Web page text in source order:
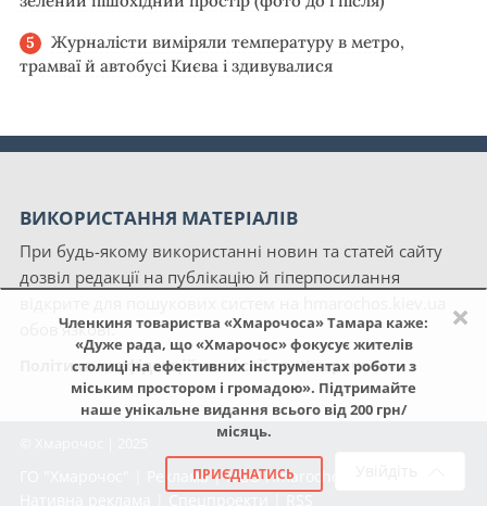
×
Членкиня товариства «Хмарочоса» Тамара каже:
«Дуже рада, що «Хмарочос» фокусує жителів
столиці на ефективних інструментах роботи з
міським простором і громадою». Підтримайте
наше унікальне видання всього від 200 грн/
місяць.
ПРИЄДНАТИСЬ
Журналісти виміряли температуру в метро,
трамваї й автобусі Києва і здивувалися
ВИКОРИСТАННЯ МАТЕРІАЛІВ
При будь-якому використанні новин та статей сайту
дозвіл редакції на публікацію й гіперпосилання
обов'язкові.
Політика конфіденційності сайту «Хмарочос»
Реклама|NGO Hmarochos